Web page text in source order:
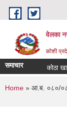
Skip to main content
वेलका
कोशी
समाचार कोठा खालि
You are
Home » आ.ब. ०८०/०८१